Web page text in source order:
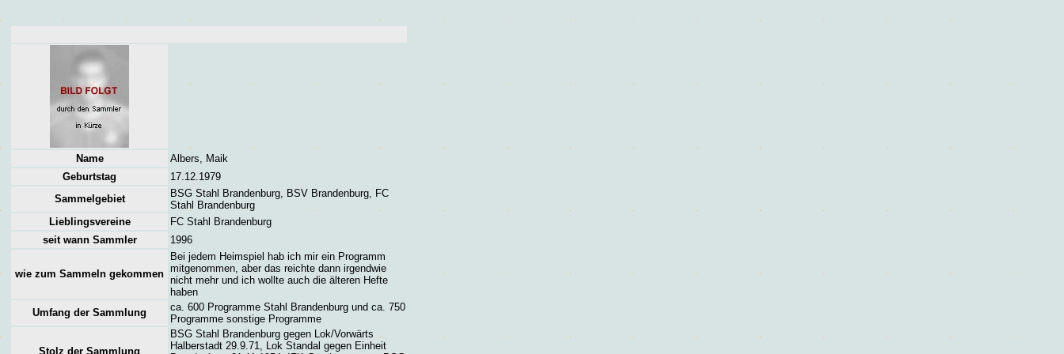
Name
Albers, Maik
Geburtstag
17.12.1979
Sammelgebiet
BSG Stahl Brandenburg, BSV Brandenburg, FC
Stahl Brandenburg
Lieblingsvereine
FC Stahl Brandenburg
seit wann Sammler
1996
wie zum Sammeln gekommen
Bei jedem Heimspiel hab ich mir ein Programm
mitgenommen, aber das reichte dann irgendwie
nicht mehr und ich wollte auch die älteren Hefte
haben
Umfang der Sammlung
ca. 600 Programme Stahl Brandenburg und ca. 750
Programme sonstige Programme
Stolz der Sammlung
BSG Stahl Brandenburg gegen Lok/Vorwärts
Halberstadt 29.9.71, Lok Standal gegen Einheit